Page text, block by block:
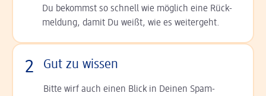
Du bekommst so schnell wie möglich eine Rück­
meldung, damit Du weißt, wie es weitergeht.
2 Gut zu wissen
Bitte wirf auch einen Blick in Deinen Spam-